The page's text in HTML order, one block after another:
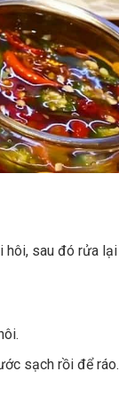
hôi, sau đó rửa lại
sạch rồi để ráo.